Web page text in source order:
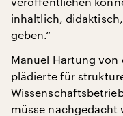
inhaltlich,
geben.“
Manuel Hartung von
plädierte für
müsse nachgedacht